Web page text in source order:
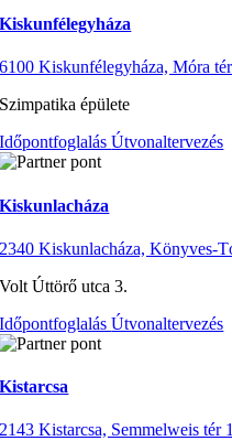
Kiskunfélegyháza
6100 Kiskunfélegyháza, Móra
Szimpatika épülete
IdőpontfoglalásÚtvonaltervezés
Kiskunlacháza
2340 Kiskunlacháza, Könyves-
Volt Úttörő utca 3.
IdőpontfoglalásÚtvonaltervezés
Kistarcsa
2143 Kistarcsa, Semmelweis tér